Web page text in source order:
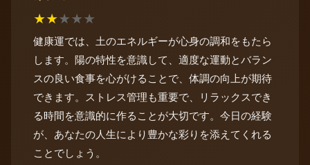
★★★★★
健康運では、土のエネルギーが心身の調和をもたら
します。陽の特性を意識して、適度な運動とバラン
スの良い食事を心がけることで、体調の向上が期待
できます。ストレス管理も重要で、リラックスでき
る時間を意識的に作ることが大切です。今日の経験
が、あなたの人生により豊かな彩りを添えてくれる
ことでしょう。